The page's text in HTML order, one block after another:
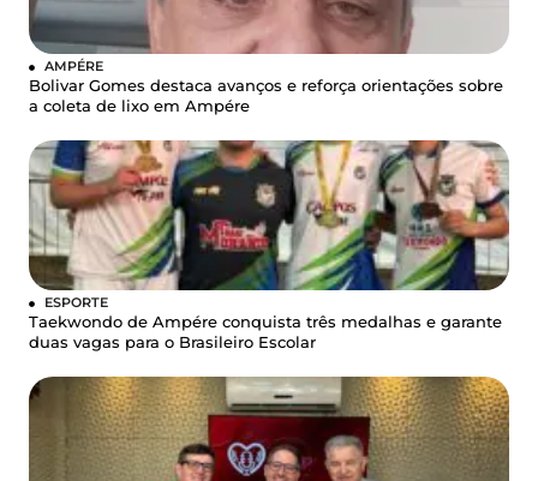
AMPÉRE
Bolivar Gomes destaca avanços e reforça orientações sobre
a coleta de lixo em Ampére
ESPORTE
Taekwondo de Ampére conquista três medalhas e garante
duas vagas para o Brasileiro Escolar